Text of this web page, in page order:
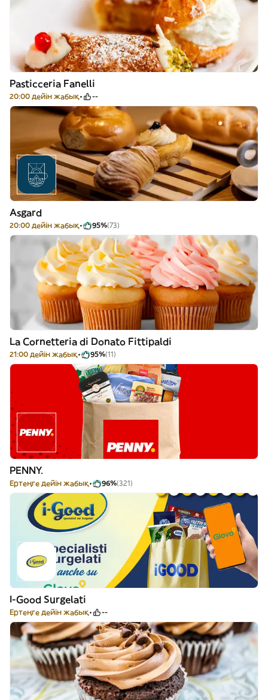
Pasticceria Fanelli
20:00 дейін жабық --
Asgard
20:00 дейін жабық 95%(73)
La Cornetteria di Donato Fittipaldi
21:00 дейін жабық 95%(11)
PENNY.
Ертеңге дейін жабық 96%(321)
I-Good Surgelati
Ертеңге дейін жабық --